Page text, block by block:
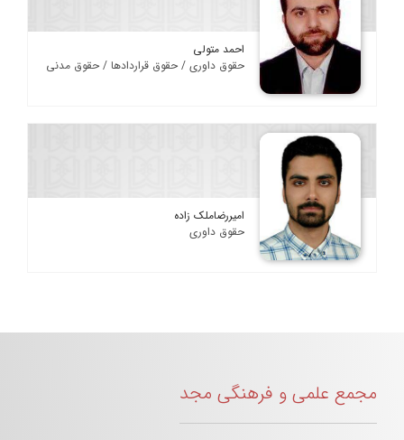
احمد متولی
حقوق داوری / حقوق قراردادها / حقوق مدنی
امیررضاملک زاده
حقوق داوری
مجمع علمی و فرهنگی مجد